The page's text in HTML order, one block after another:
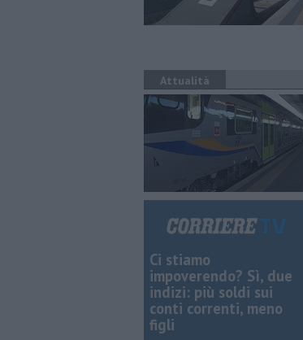
Attualità
Ci stiamo
impoverendo? Sì, due
indizi: più soldi sui
conti correnti, meno
figli